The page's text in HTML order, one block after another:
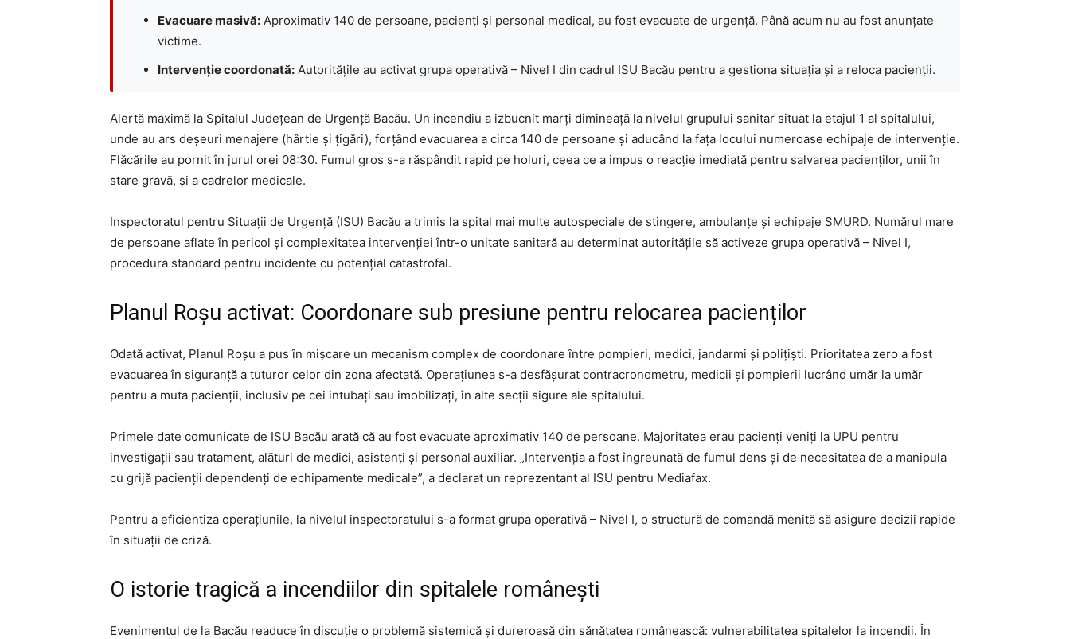
Evacuare masivă: Aproximativ 140 de persoane, pacienți și personal medical, au fost evacuate de urgență. Până acum nu au fost anunțate
victime.
Intervenție coordonată: Autoritățile au activat grupa operativă – Nivel I din cadrul ISU Bacău pentru a gestiona situația și a reloca pacienții.
Alertă maximă la Spitalul Județean de Urgență Bacău. Un incendiu a izbucnit marți dimineață la nivelul grupului sanitar situat la etajul 1 al spitalului,
unde au ars deșeuri menajere (hârtie și țigări), forțând evacuarea a circa 140 de persoane și aducând la fața locului numeroase echipaje de intervenție.
Flăcările au pornit în jurul orei 08:30. Fumul gros s-a răspândit rapid pe holuri, ceea ce a impus o reacție imediată pentru salvarea pacienților, unii în
stare gravă, și a cadrelor medicale.
Inspectoratul pentru Situații de Urgență (ISU) Bacău a trimis la spital mai multe autospeciale de stingere, ambulanțe și echipaje SMURD. Numărul mare
de persoane aflate în pericol și complexitatea intervenției într-o unitate sanitară au determinat autoritățile să activeze grupa operativă – Nivel I,
procedura standard pentru incidente cu potențial catastrofal.
Planul Roșu activat: Coordonare sub presiune pentru relocarea pacienților
Odată activat, Planul Roșu a pus în mișcare un mecanism complex de coordonare între pompieri, medici, jandarmi și polițiști. Prioritatea zero a fost
evacuarea în siguranță a tuturor celor din zona afectată. Operațiunea s-a desfășurat contracronometru, medicii și pompierii lucrând umăr la umăr
pentru a muta pacienții, inclusiv pe cei intubați sau imobilizați, în alte secții sigure ale spitalului.
Primele date comunicate de ISU Bacău arată că au fost evacuate aproximativ 140 de persoane. Majoritatea erau pacienți veniți la UPU pentru
investigații sau tratament, alături de medici, asistenți și personal auxiliar. „Intervenția a fost îngreunată de fumul dens și de necesitatea de a manipula
cu grijă pacienții dependenți de echipamente medicale”, a declarat un reprezentant al ISU pentru Mediafax.
Pentru a eficientiza operațiunile, la nivelul inspectoratului s-a format grupa operativă – Nivel I, o structură de comandă menită să asigure decizii rapide
în situații de criză.
O istorie tragică a incendiilor din spitalele românești
Evenimentul de la Bacău readuce în discuție o problemă sistemică și dureroasă din sănătatea românească: vulnerabilitatea spitalelor la incendii. În